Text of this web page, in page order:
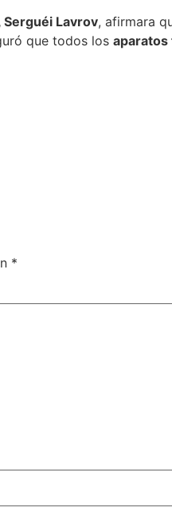
Lavrov, afirmara
que todos los
*